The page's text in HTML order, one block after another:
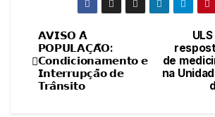
Navegação
de
de
na
𝗔𝗩𝗜𝗦𝗢 𝗔̀
𝗣𝗢𝗣𝗨𝗟𝗔𝗖̧𝗔̃𝗢:
𝗖𝗼𝗻𝗱𝗶𝗰𝗶𝗼𝗻𝗮𝗺𝗲𝗻𝘁𝗼 𝗲
𝗜𝗻𝘁𝗲𝗿𝗿𝘂𝗽𝗰̧𝗮̃𝗼 𝗱𝗲
𝗧𝗿𝗮̂𝗻𝘀𝗶𝘁𝗼